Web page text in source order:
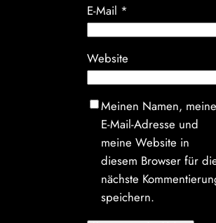
E-Mail *
Website
Meinen Namen, meine
E-Mail-Adresse und
meine Website in
diesem Browser für
nächste
speichern.